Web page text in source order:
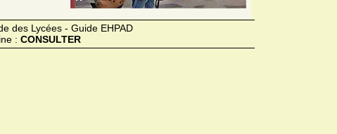
des Lycées - Guide EHPAD
: CONSULTER